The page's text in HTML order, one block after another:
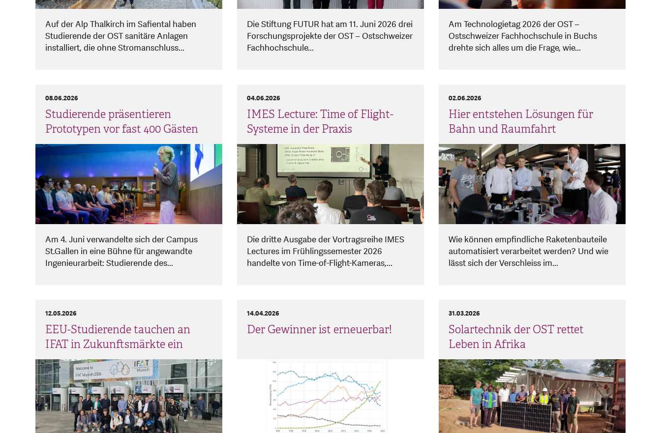
Auf der Alp Thalkirch im Safiental haben
Studierende der OST sanitäre Anlagen
installiert, die ohne Stromanschluss...
Die Stiftung FUTUR hat am 11. Juni 2026 drei
Forschungsprojekte der OST – Ostschweizer
Fachhochschule...
Am Technologietag 2026 der OST –
Ostschweizer Fachhochschule in Buchs
drehte sich alles um die Frage, wie...
Studierende präsentieren
Prototypen vor fast 400 Gästen
08.06.2026
Am 4. Juni verwandelte sich der Campus
St.Gallen in eine Bühne für angewandte
Ingenieurarbeit: Studierende des...
IMES Lecture: Time of Flight-
Systeme in der Praxis
04.06.2026
Die dritte Ausgabe der Vortragsreihe IMES
Lectures im Frühlingssemester 2026
handelte von Time-of-Flight-Kameras,...
Hier entstehen Lösungen für
Bahn und Raumfahrt
02.06.2026
Wie können empfindliche Raketenbauteile
automatisiert verarbeitet werden? Und wie
lässt sich der Verschleiss im...
EEU-Studierende tauchen an
IFAT in Zukunftsmärkte ein
12.05.2026
Der Gewinner ist erneuerbar!
14.04.2026
Solartechnik der OST rettet
Leben in Afrika
31.03.2026